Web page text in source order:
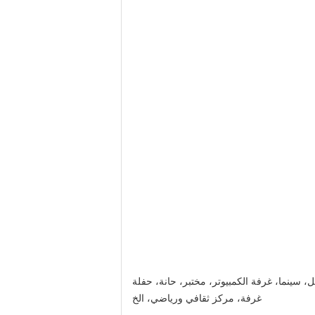
غرفة الكمبيوتر، مختبر، حانة، حفلة
غرفة، مركز ثقافي ورياضي، الخ